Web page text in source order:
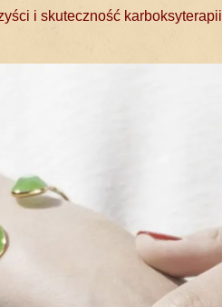
i skuteczność karboksyterapii